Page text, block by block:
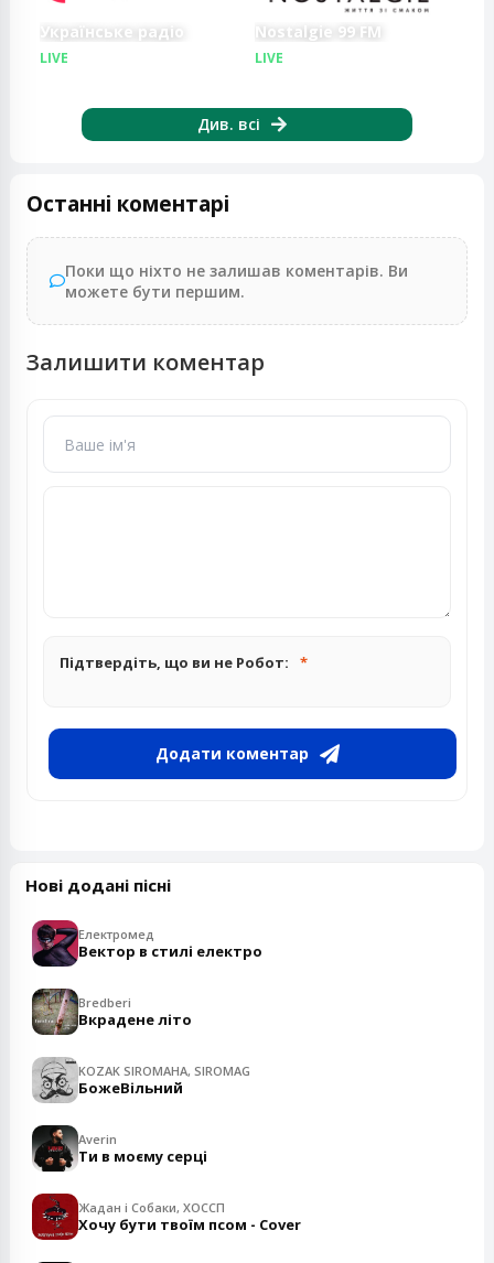
Українське радіо
LIVE
Nostalgie 99 FM
LIVE
Див. всі
Останні коментарі
Поки що ніхто не залишав коментарів. Ви
можете бути першим.
Залишити коментар
Підтвердіть, що ви не Робот:
Додати коментар
Нові додані пісні
Електромед
Вектор в стилі електро
Bredberi
Вкрадене літо
KOZAK SIROMAHA, SIROMAG
БожеВільний
Averin
Ти в моєму серці
Жадан і Собаки, ХОССП
Хочу бути твоїм псом - Cover